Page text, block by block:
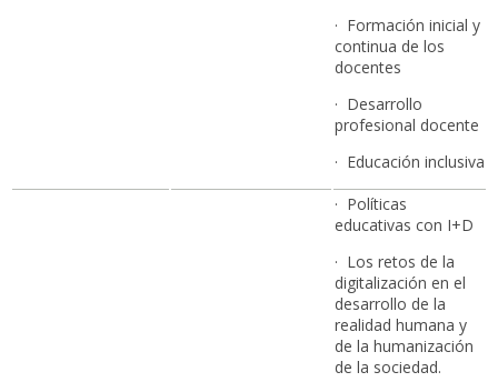
· Formación inicial y
continua de los
docentes
· Desarrollo
profesional docente
· Educación inclusiva
· Políticas
educativas con I+D
· Los retos de la
digitalización en el
desarrollo de la
realidad humana y
de la humanización
de la sociedad.